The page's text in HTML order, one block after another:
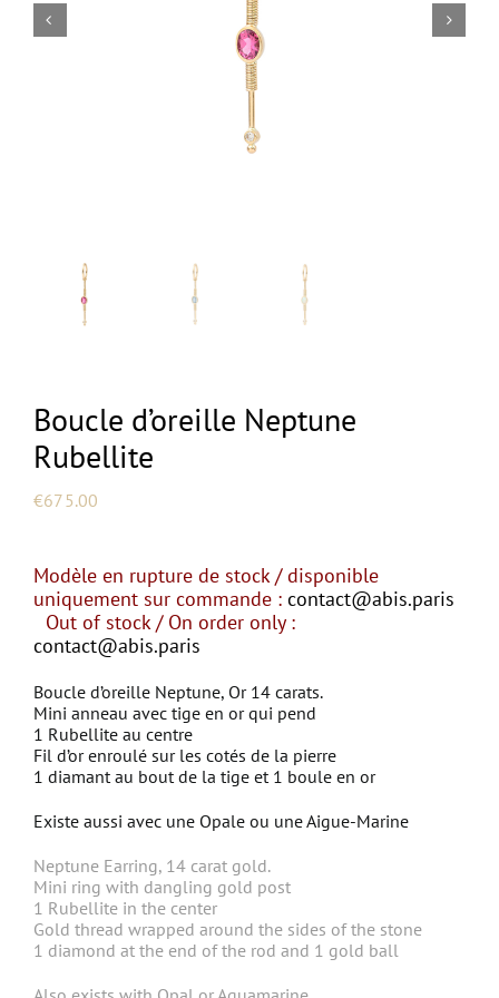
NEW
Boucle d’oreille Neptune
Rubellite
€675.00
Modèle en rupture de stock / disponible
uniquement sur commande : contact@abis.paris
Out of stock / On order only :
contact@abis.paris
Boucle d’oreille Neptune, Or 14 carats.
Mini anneau avec tige en or qui pend
1 Rubellite au centre
Fil d’or enroulé sur les cotés de la pierre
1 diamant au bout de la tige et 1 boule en or
Existe aussi avec une Opale ou une Aigue-Marine
Neptune Earring, 14 carat gold.
Mini ring with dangling gold post
1 Rubellite in the center
Gold thread wrapped around the sides of the stone
1 diamond at the end of the rod and 1 gold ball